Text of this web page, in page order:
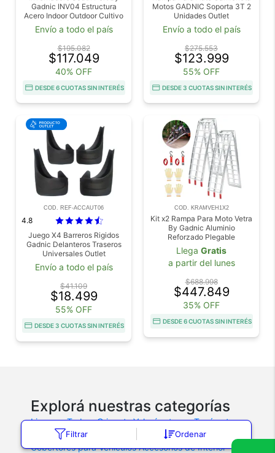
Filtrar Ordenar
Gadnic INV04 Estructura
Acero Indoor Outdoor Cultivo
Uv Con Estantes
Envío a todo el país
$195.082
$117.049
40% OFF
DESDE 6 CUOTAS SIN INTERÉS
Motos GADNIC Soporta 3T 2
Unidades Outlet
Envío a todo el país
$275.553
$123.999
55% OFF
DESDE 3 CUOTAS SIN INTERÉS
COD. REF-ACCAUT06
4.8
Juego X4 Barreros Rigidos
Gadnic Delanteros Traseros
Universales Outlet
Envío a todo el país
$41.109
$18.499
55% OFF
DESDE 3 CUOTAS SIN INTERÉS
COD. KRAMVEH1X2
Kit x2 Rampa Para Moto Vetra
By Gadnic Aluminio
Reforzado Plegable
Llega Gratis
a partir del lunes
$688.998
$447.849
35% OFF
DESDE 6 CUOTAS SIN INTERÉS
Explorá nuestras categorías
Lingas y Trabas Criquets Velocímetros y Tacómetros
Alarmas para Vehiculos
Scanners para Autos
Cobertores para Vehiculos Accesorios de Interior